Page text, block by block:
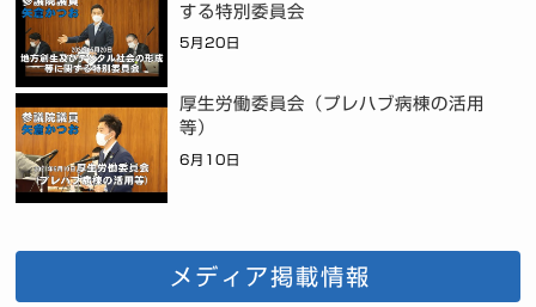
する特別委員会
5月20日
厚生労働委員会（プレハブ病棟の活用
等）
6月10日
メディア掲載情報